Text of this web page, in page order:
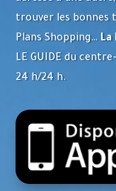
trouver les bonnes
Plans Shopping… La
LE GUIDE du
24 h/24 h.